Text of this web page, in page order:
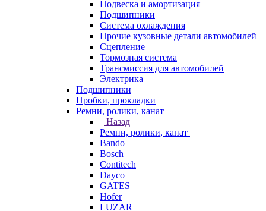
Подвеска и амортизация
Подшипники
Система охлаждения
Прочие кузовные детали автомобилей
Сцепление
Тормозная система
Трансмиссия для автомобилей
Электрика
Подшипники
Пробки, прокладки
Ремни, ролики, канат
Назад
Ремни, ролики, канат
Bando
Bosch
Contitech
Dayco
GATES
Hofer
LUZAR